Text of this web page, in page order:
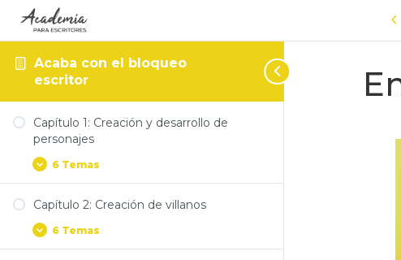
Acaba con el bloqueo
escritor
Capítulo 1: Creación y desarrollo de
personajes
6 Temas
Capítulo 2: Creación de villanos
6 Temas